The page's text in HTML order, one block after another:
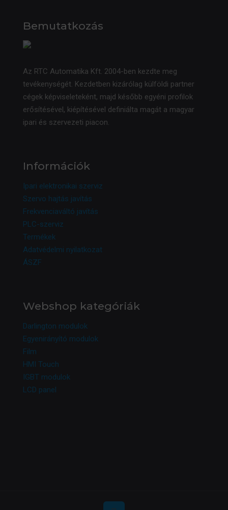
Bemutatkozás
Az RTC Automatika Kft. 2004-ben kezdte meg
tevékenységét. Kezdetben kizárólag külföldi partner
cégek képviseleteként, majd később egyéni profilok
erősítésével, kiépítésével definiálta magát a magyar
ipari és szervezeti piacon.
Információk
Ipari elektronikai szerviz
Szervo hajtás javítás
Frekvenciaváltó javítás
PLC-szerviz
Termékek
Adatvédelmi nyilatkozat
ÁSZF
Webshop kategóriák
Darlington modulok
Egyenirányító modulok
Film
HMI Touch
IGBT modulok
LCD panel